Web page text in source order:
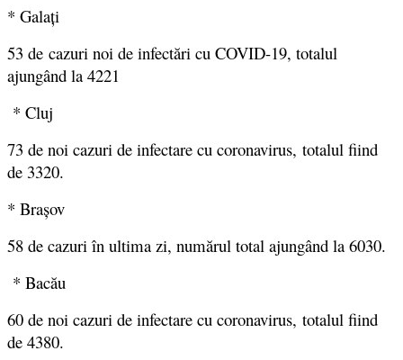
* Galați
53 de cazuri noi de infectări cu COVID-19, totalul
ajungând la 4221
* Cluj
73 de noi cazuri de infectare cu coronavirus, totalul fiind
de 3320.
* Brașov
58 de cazuri în ultima zi, numărul total ajungând la 6030.
* Bacău
60 de noi cazuri de infectare cu coronavirus, totalul fiind
de 4380.